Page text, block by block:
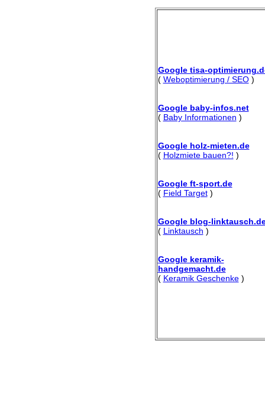
Google tisa-
( Weboptimierung / SEO)
Google baby-infos.net
( Baby Informationen )
Google holz-mieten.de
( Holzmiete bauen?! )
Google ft-sport.de
( Field Target)
Google blog-
( Linktausch )
Google keramik-
handgemacht.de
( Keramik Geschenke)